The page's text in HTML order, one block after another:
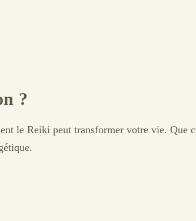
?
le Reiki peut transformer votre vie. Que